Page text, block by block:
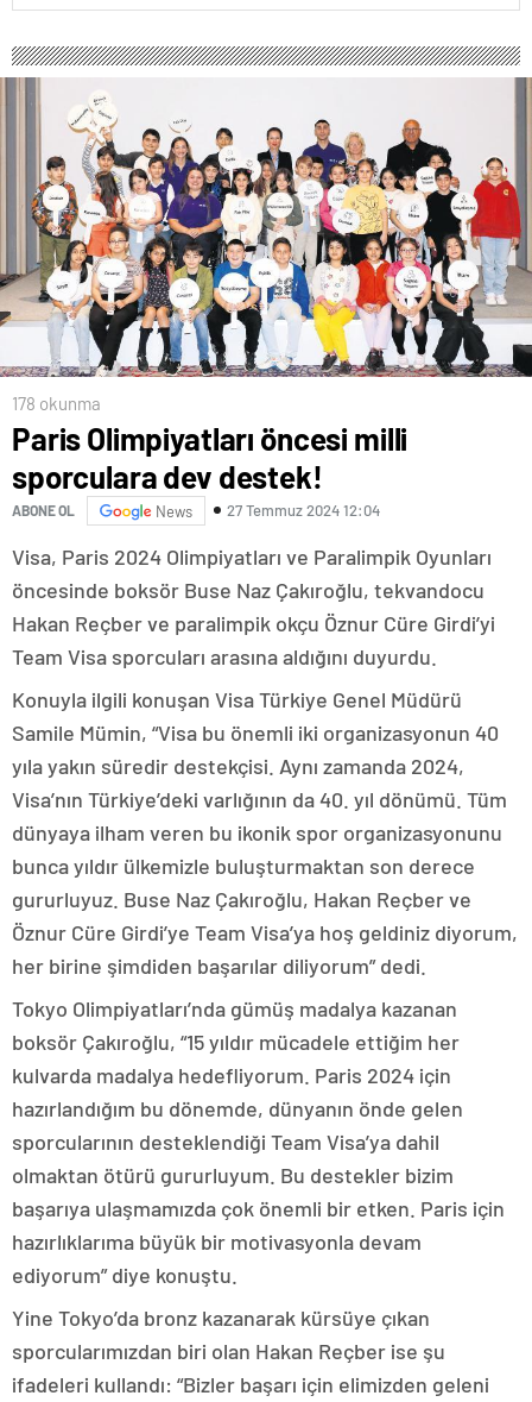
178 okunma
Paris Olimpiyatları öncesi milli
sporculara dev destek!
ABONE OL News 27 Temmuz 2024 12:04
Visa, Paris 2024 Olimpiyatları ve Paralimpik Oyunları
öncesinde boksör Buse Naz Çakıroğlu, tekvandocu
Hakan Reçber ve paralimpik okçu Öznur Cüre Girdi’yi
Team Visa sporcuları arasına aldığını duyurdu.
Konuyla ilgili konuşan Visa Türkiye Genel Müdürü
Samile Mümin, “Visa bu önemli iki organizasyonun 40
yıla yakın süredir destekçisi. Aynı zamanda 2024,
Visa’nın Türkiye’deki varlığının da 40. yıl dönümü. Tüm
dünyaya ilham veren bu ikonik spor organizasyonunu
bunca yıldır ülkemizle buluşturmaktan son derece
gururluyuz. Buse Naz Çakıroğlu, Hakan Reçber ve
Öznur Cüre Girdi’ye Team Visa’ya hoş geldiniz diyorum,
her birine şimdiden başarılar diliyorum” dedi.
Tokyo Olimpiyatları’nda gümüş madalya kazanan
boksör Çakıroğlu, “15 yıldır mücadele ettiğim her
kulvarda madalya hedefliyorum. Paris 2024 için
hazırlandığım bu dönemde, dünyanın önde gelen
sporcularının desteklendiği Team Visa’ya dahil
olmaktan ötürü gururluyum. Bu destekler bizim
başarıya ulaşmamızda çok önemli bir etken. Paris için
hazırlıklarıma büyük bir motivasyonla devam
ediyorum” diye konuştu.
Yine Tokyo’da bronz kazanarak kürsüye çıkan
sporcularımızdan biri olan Hakan Reçber ise şu
ifadeleri kullandı: “Bizler başarı için elimizden geleni